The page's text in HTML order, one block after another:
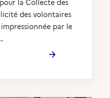
la Collecte des
des volontaires
par le